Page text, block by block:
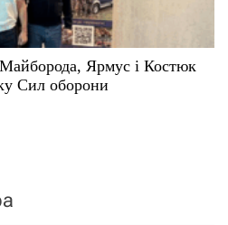
Ярмус і Костюк
Сил оборони